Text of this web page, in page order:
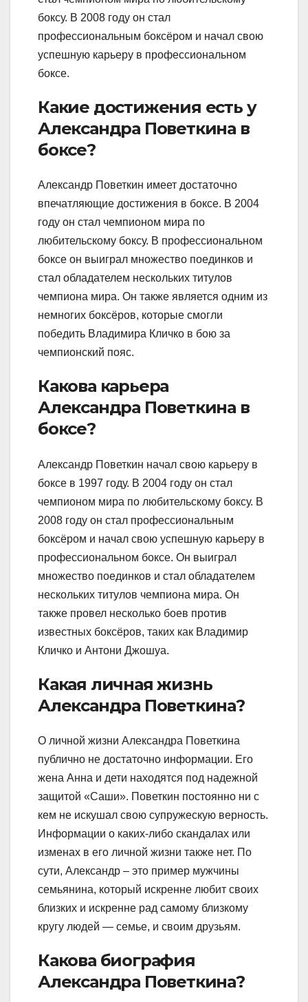
боксу. В 2008 году он стал
профессиональным боксёром и начал свою
успешную карьеру в профессиональном
боксе.
Какие достижения есть у
Александра Поветкина в
боксе?
Александр Поветкин имеет достаточно
впечатляющие достижения в боксе. В 2004
году он стал чемпионом мира по
любительскому боксу. В профессиональном
боксе он выиграл множество поединков и
стал обладателем нескольких титулов
чемпиона мира. Он также является одним из
немногих боксёров, которые смогли
победить Владимира Кличко в бою за
чемпионский пояс.
Какова карьера
Александра Поветкина в
боксе?
Александр Поветкин начал свою карьеру в
боксе в 1997 году. В 2004 году он стал
чемпионом мира по любительскому боксу. В
2008 году он стал профессиональным
боксёром и начал свою успешную карьеру в
профессиональном боксе. Он выиграл
множество поединков и стал обладателем
нескольких титулов чемпиона мира. Он
также провел несколько боев против
известных боксёров, таких как Владимир
Кличко и Антони Джошуа.
Какая личная жизнь
Александра Поветкина?
О личной жизни Александра Поветкина
публично не достаточно информации. Его
жена Анна и дети находятся под надежной
защитой «Саши». Поветкин постоянно ни с
кем не искушал свою супружескую верность.
Информации о каких-либо скандалах или
изменах в его личной жизни также нет. По
сути, Александр – это пример мужчины
семьянина, который искренне любит своих
близких и искренне рад самому близкому
кругу людей — семье, и своим друзьям.
Какова биография
Александра Поветкина?